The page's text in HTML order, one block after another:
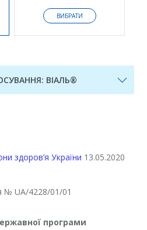
ВИБРАТИ
ВІАЛЬ®
здоров’я України 13.05.2020
№ UA/4228/01/01
програми